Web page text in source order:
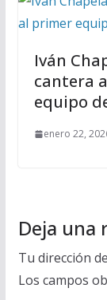
Iván
cantera
equipo
enero 22,
Deja una
Tu dirección
Los campos